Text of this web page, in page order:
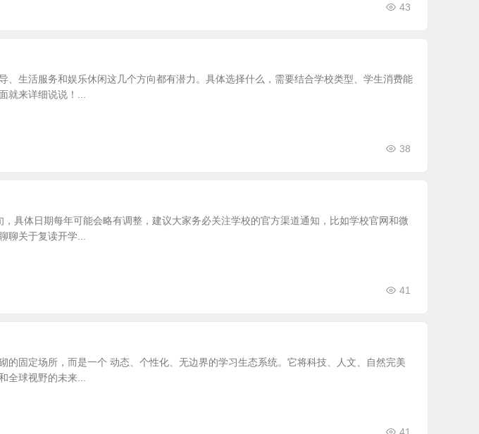
43
、生活服务和娱乐休闲这几个方向都有潜力。具体选择什么，需要结合学校类型、学生消费能
就来详细说说！...
38
具体日期每年可能会略有调整，建议大家务必关注学校的官方渠道通知，比如学校官网和微
聊关于复读开学...
41
的固定场所，而是一个 动态、个性化、无边界的学习生态系统。它将科技、人文、自然完美
全球视野的未来...